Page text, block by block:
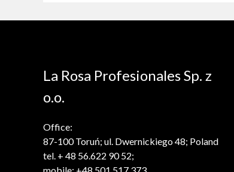
La Rosa Profesionales Sp. z
o.o.
Office:
87-100 Toruń; ul. Dwernickiego 48; Poland
tel. + 48 56.622 90 52;
mobile: +48 501 517 373